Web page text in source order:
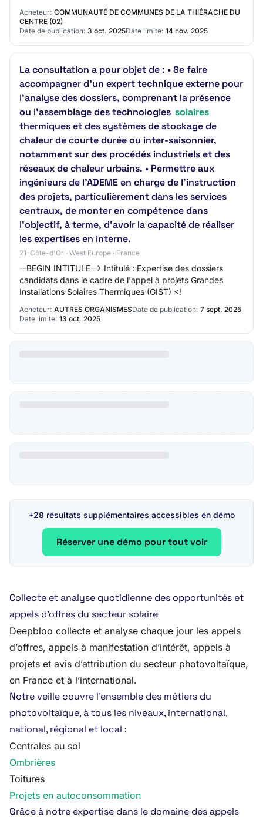
Acheteur: COMMUNAUTÉ DE COMMUNES DE LA THIÉRACHE DU
CENTRE (02)
Date de publication: 3 oct. 2025Date limite: 14 nov. 2025
La consultation a pour objet de : • Se faire
accompagner d’un expert technique externe pour
l’analyse des dossiers, comprenant la présence
ou l’assemblage des technologies solaires
thermiques et des systèmes de stockage de
chaleur de courte durée ou inter-saisonnier,
notamment sur des procédés industriels et des
réseaux de chaleur urbains. • Permettre aux
ingénieurs de l’ADEME en charge de l’instruction
des projets, particulièrement dans les services
centraux, de monter en compétence dans
l’objectif, à terme, d’avoir la capacité de réaliser
les expertises en interne.
21-Côte-d'Or · West Europe · France
--BEGIN INTITULE--> Intitulé : Expertise des dossiers
candidats dans le cadre de l'appel à projets Grandes
Installations Solaires Thermiques (GIST) <!
Acheteur: AUTRES ORGANISMESDate de publication: 7 sept. 2025
Date limite: 13 oct. 2025
+28 résultats supplémentaires accessibles en démo
Réserver une démo pour tout voir
Collecte et analyse quotidienne des opportunités et
appels d’offres du secteur solaire
Deepbloo collecte et analyse chaque jour les appels
d’offres, appels à manifestation d’intérêt, appels à
projets et avis d’attribution du secteur photovoltaïque,
en France et à l’international.
Notre veille couvre l’ensemble des métiers du
photovoltaïque, à tous les niveaux, international,
national, régional et local :
Centrales au sol
Ombrières
Toitures
Projets en autoconsommation
Grâce à notre expertise dans le domaine des appels